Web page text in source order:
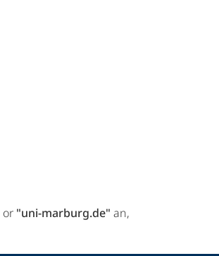
or "uni-marburg.de" an,